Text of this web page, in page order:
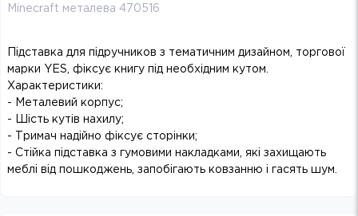
Minecraft металева 470516
Підставка для підручников з тематичним дизайном, торгової
марки YES, фіксує книгу під необхідним кутом.
Характеристики:
- Металевий корпус;
- Шість кутів нахилу;
- Тримач надійно фіксує сторінки;
- Стійка підставка з гумовими накладками, які захищають
меблі від пошкоджень, запобігають ковзанню і гасять шум.